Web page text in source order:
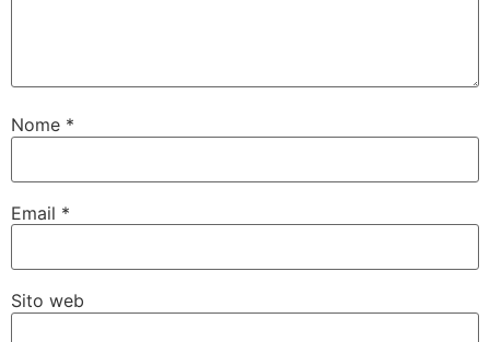
Nome *
Email *
Sito web